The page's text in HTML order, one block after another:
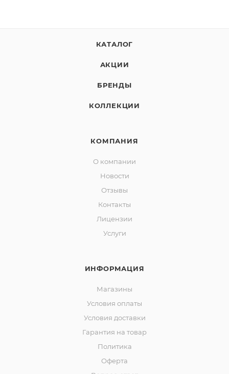
КАТАЛОГ
АКЦИИ
БРЕНДЫ
КОЛЛЕКЦИИ
КОМПАНИЯ
О компании
Новости
Отзывы
Контакты
Лицензии
Услуги
ИНФОРМАЦИЯ
Магазины
Условия оплаты
Условия доставки
Гарантия на товар
Политика
Оферта